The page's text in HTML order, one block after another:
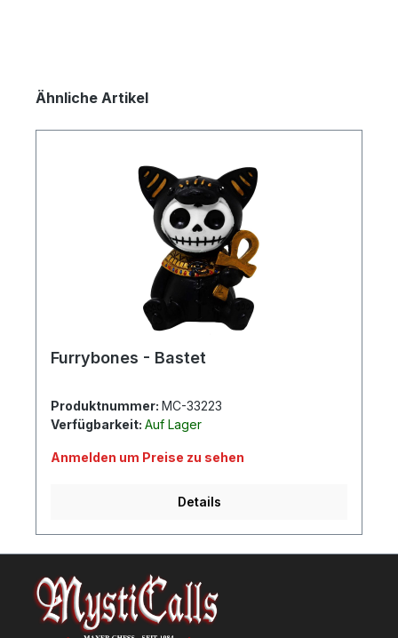
Produktgalerie überspringen
Ähnliche Artikel
Furrybones - Bastet
Produktnummer: MC-33223
Verfügbarkeit: Auf Lager
Anmelden um Preise zu sehen
Details